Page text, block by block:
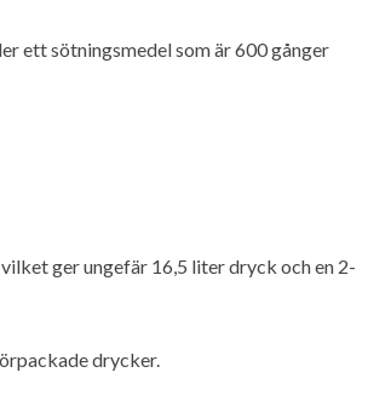
ett sötningsmedel som är 600 gånger
ger ungefär 16,5 liter dryck och en 2-
drycker.